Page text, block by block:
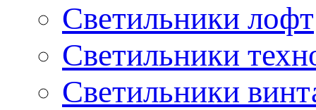
Светильники лофт
Светильники
Светильники